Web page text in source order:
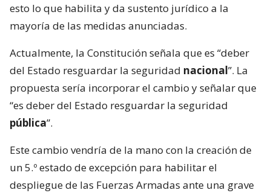
esto lo que habilita y da sustento jurídico a la
mayoría de las medidas anunciadas.
Actualmente, la Constitución señala que es “deber
del Estado resguardar la seguridad nacional”. La
propuesta sería incorporar el cambio y señalar que
“es deber del Estado resguardar la seguridad
pública”.
Este cambio vendría de la mano con la creación de
un 5.º estado de excepción para habilitar el
despliegue de las Fuerzas Armadas ante una grave